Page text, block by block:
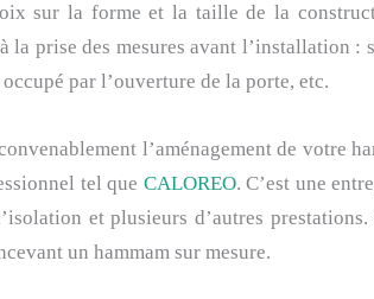
sur la forme et la taille de la
la prise des mesures avant l’installation :
par l’ouverture de la porte, etc.
l’aménagement de votre
tel que CALOREO. C’est une
et plusieurs d’autres
un hammam sur mesure.